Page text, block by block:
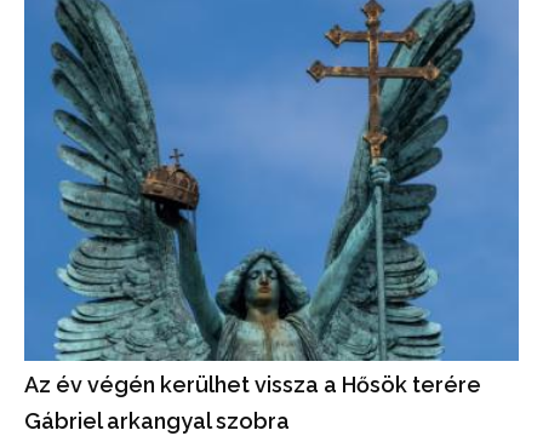
Az év végén kerülhet vissza a Hősök terére
Gábriel arkangyal szobra